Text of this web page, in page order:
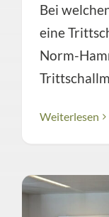
Bei
eine
Norm-
Weiterlesen